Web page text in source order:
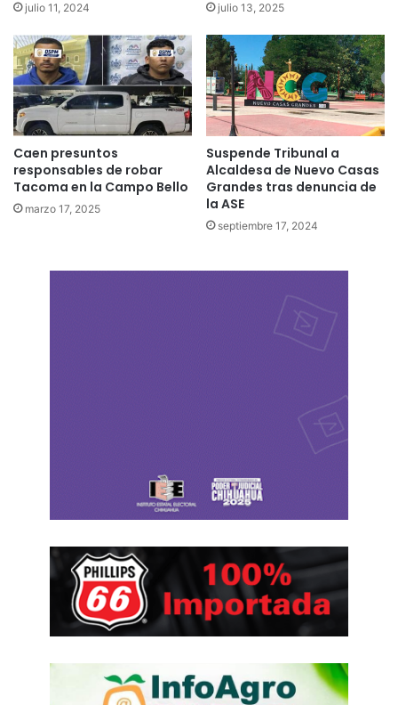
julio 11, 2024 julio 13, 2025
Caen presuntos
responsables de robar
Tacoma en la Campo Bello
marzo 17, 2025
Suspende Tribunal a
Alcaldesa de Nuevo Casas
Grandes tras denuncia de
la ASE
septiembre 17, 2024